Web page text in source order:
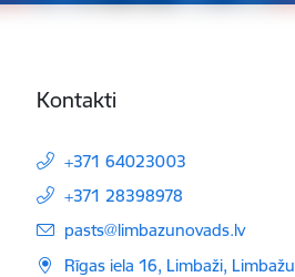
Kontakti
+371 64023003
+371 28398978
E-pasts:
pasts@limbazunovads.lv
Rīgas iela 16, Limbaži, Limbažu